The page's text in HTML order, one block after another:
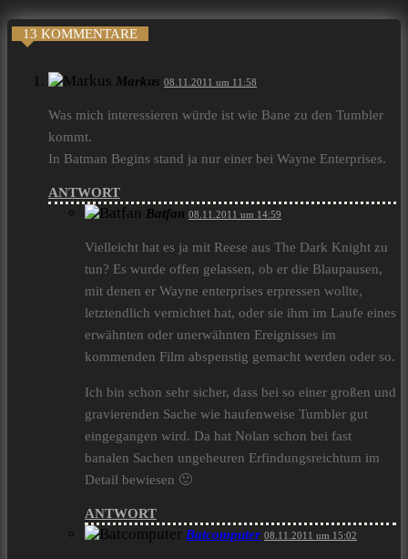
13 KOMMENTARE
Markus 08.11.2011 um 11:58
Was mich interessieren würde ist wie Bane zu den Tumbler
kommt.
In Batman Begins stand ja nur einer bei Wayne Enterprises.
ANTWORT
Batfan 08.11.2011 um 14:59
Vielleicht hat es ja mit Reese aus The Dark Knight zu
tun? Es wurde offen gelassen, ob er die Blaupausen,
mit denen er Wayne enterprises erpressen wollte,
letztendlich vernichtet hat, oder sie ihm im Laufe eines
erwähnten oder unerwähnten Ereignisses im
kommenden Film abspenstig gemacht werden oder so.
Ich bin schon sehr sicher, dass bei so einer großen und
gravierenden Sache wie haufenweise Tumbler gut
eingegangen wird. Da hat Nolan schon bei fast
banalen Sachen ungeheuren Erfindungsreichtum im
Detail bewiesen 🙂
ANTWORT
Batcomputer 08.11.2011 um 15:02